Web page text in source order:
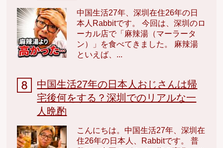
中国生活27年、深圳在住26年の日
本人Rabbitです。 今回は、深圳のロ
ーカル店で「麻辣湯（マーラータ
ン）」を食べてきました。 麻辣湯
といえば、...
中国生活27年の日本人おじさんは帰
宅後何をする？深圳でのリアルな一
人晩酌
こんにちは。中国生活27年、深圳在
住26年の日本人、Rabbitです。 普